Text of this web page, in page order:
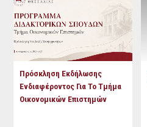
I
G
G
E
R
Πρόσκληση Εκδήλωσης
Ενδιαφέροντος Για Το Τμήμα
Οικονομικών Επιστημών